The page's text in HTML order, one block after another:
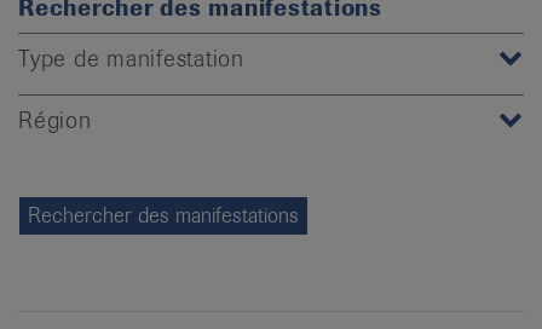
Rechercher des manifestations
Type de manifestation
Région